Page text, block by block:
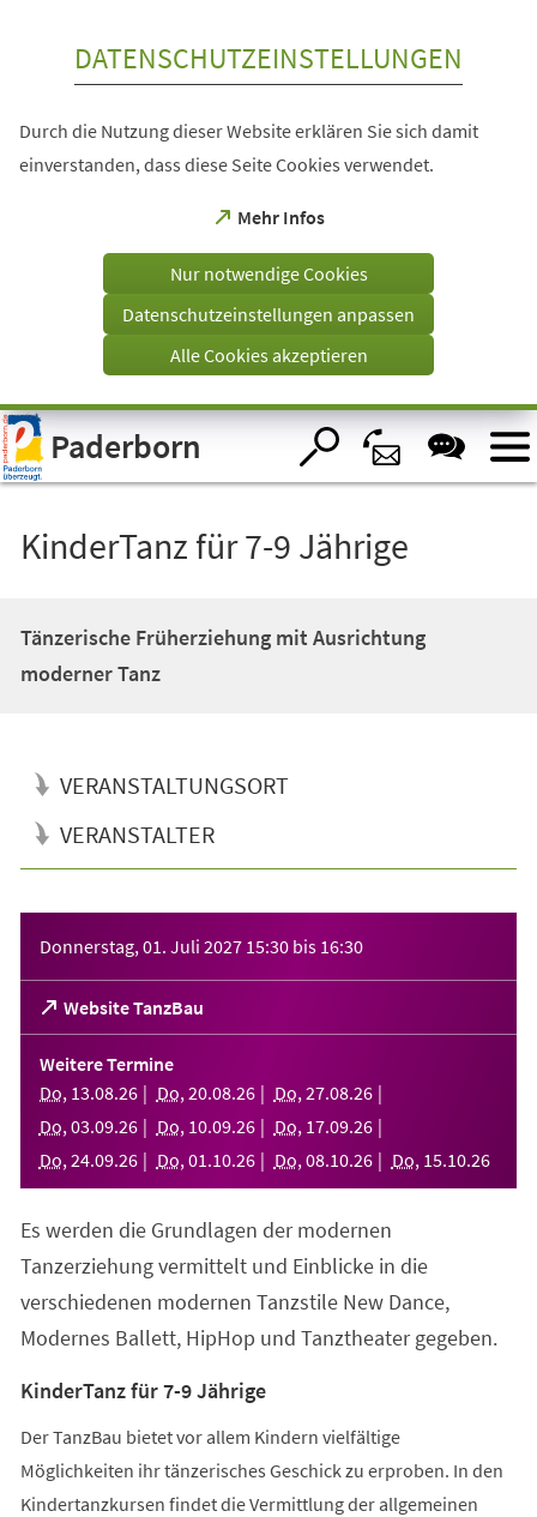
Visuelle
Assistenzsoftware
öffnen.
DATENSCHUTZEINSTELLUNGEN
Durch die Nutzung dieser Website erklären Sie sich damit
einverstanden, dass diese Seite Cookies verwendet.
Mehr Infos
(Öffnet
einem
Tab)
Nur notwendige Cookies
Datenschutzeinstellungen anpassen
Alle Cookies akzeptieren
Paderborn
KinderTanz für 7-9 Jährige
Tänzerische Früherziehung mit Ausrichtung
moderner Tanz
VERANSTALTUNGSORT
VERANSTALTER
Donnerstag, 01. Juli 2027 15:30 bis 16:30
Website TanzBau
(Öffnet
in
einem
neuen
Tab)
Weitere Termine
Do, 13.08.26 Do, 20.08.26 Do, 27.08.26
Do, 03.09.26 Do, 10.09.26 Do, 17.09.26
Do, 24.09.26 Do, 01 .10.26 Do, 08.10.26 Do, 15.10.26
Es werden die Grundlagen der modernen
Tanzerziehung vermittelt und Einblicke in die
verschiedenen modernen Tanzstile New Dance,
Modernes Ballett, HipHop und Tanztheater gegeben.
KinderTanz für 7-9 Jährige
Der TanzBau bietet vor allem Kindern vielfältige
Möglichkeiten ihr tänzerisches Geschick zu erproben. In den
Kindertanzkursen findet die Vermittlung der allgemeinen